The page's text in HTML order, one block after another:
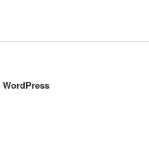
WordPress